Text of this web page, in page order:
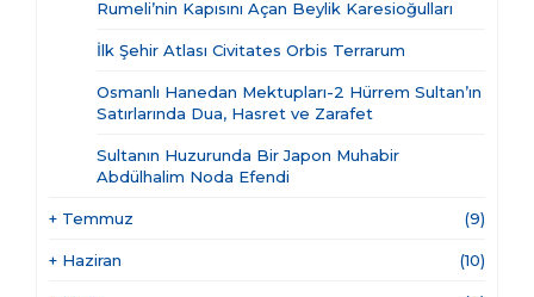
Rumeli’nin Kapısını Açan Beylik Karesioğulları
İlk Şehir Atlası Civitates Orbis Terrarum
Osmanlı Hanedan Mektupları-2 Hürrem Sultan’ın
Satırlarında Dua, Hasret ve Zarafet
Sultanın Huzurunda Bir Japon Muhabir
Abdülhalim Noda Efendi
+ Temmuz (9)
+ Haziran (10)